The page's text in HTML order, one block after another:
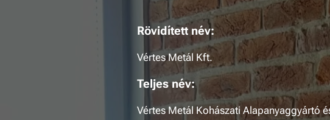
Rövidített név:
Vértes Metál Kft.
Teljes név:
Vértes Metál Kohászati Alapanyaggyártó